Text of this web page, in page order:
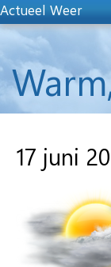
Actueel Weer
17 juni